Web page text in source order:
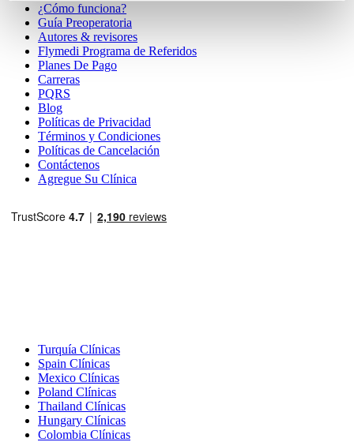
¿Cómo funciona?
Guía Preoperatoria
Autores & revisores
Flymedi Programa de Referidos
Planes De Pago
Carreras
PQRS
Blog
Políticas de Privacidad
Términos y Condiciones
Políticas de Cancelación
Contáctenos
Agregue Su Clínica
Turquía Clínicas
Spain Clínicas
Mexico Clínicas
Poland Clínicas
Thailand Clínicas
Hungary Clínicas
Colombia Clínicas